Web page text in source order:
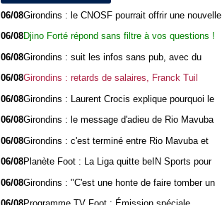
06/08Girondins : le CNOSF pourrait offrir une nouvelle
06/08Djino Forté répond sans filtre à vos questions !
06/08Girondins : suit les infos sans pub, avec du
06/08Girondins : retards de salaires, Franck Tuil
06/08Girondins : Laurent Crocis explique pourquoi le
06/08Girondins : le message d'adieu de Rio Mavuba
06/08Girondins : c'est terminé entre Rio Mavuba et
06/08Planète Foot : La Liga quitte beIN Sports pour
06/08Girondins : "C'est une honte de faire tomber un
club comme Bordeaux", Jean-Marc Ferreri